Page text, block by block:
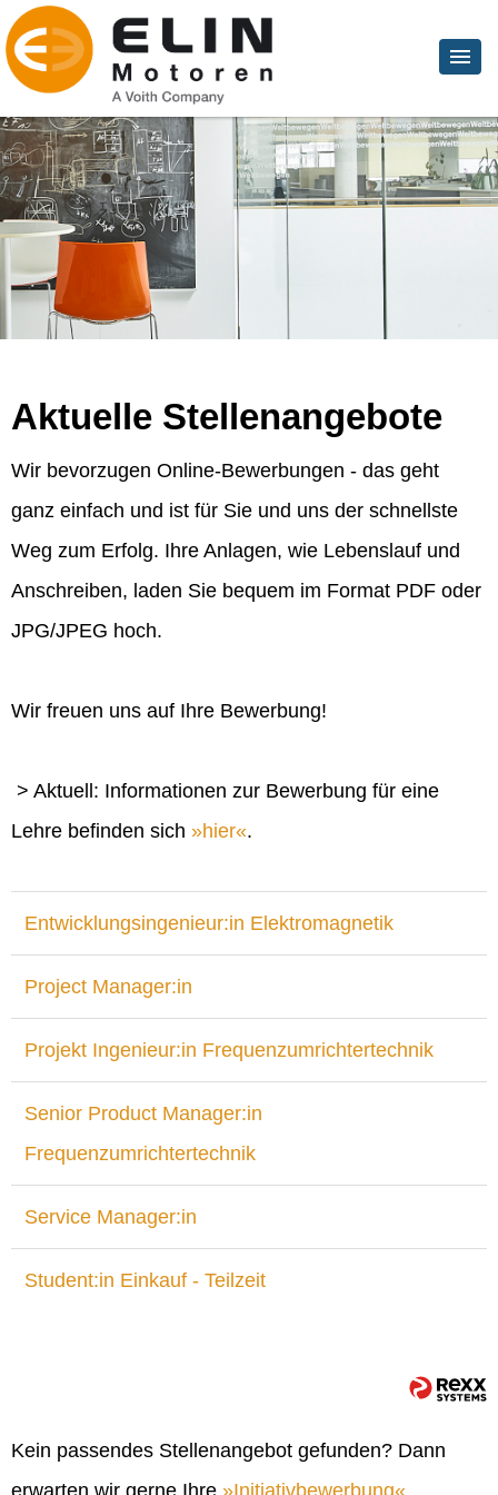
Aktuelle Stellenangebote
Wir bevorzugen Online-Bewerbungen - das geht
ganz einfach und ist für Sie und uns der schnellste
Weg zum Erfolg. Ihre Anlagen, wie Lebenslauf und
Anschreiben, laden Sie bequem im Format PDF oder
JPG/JPEG hoch.
Wir freuen uns auf Ihre Bewerbung!
> Aktuell: Informationen zur Bewerbung für eine
Lehre befinden sich
hier .
Entwicklungsingenieur:in Elektromagnetik
Project Manager:in
Projekt Ingenieur:in Frequenzumrichtertechnik
Senior Product Manager:in
Frequenzumrichtertechnik
Service Manager:in
Student:in Einkauf - Teilzeit
Kein passendes Stellenangebot gefunden? Dann
erwarten wir gerne Ihre
Initiativbewerbung